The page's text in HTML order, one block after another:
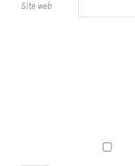
Site web